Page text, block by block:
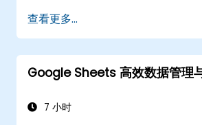
查看更多...
Google Sheets 高效数据管理
7 小时